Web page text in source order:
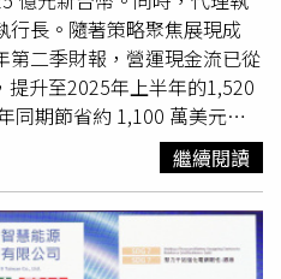
Gogoro為中華郵政打造專屬
與加強側柱和中柱，搭配受車
郵務士能快速出發，提升每
）不是上班日，卻是
車不只通勤，連過節都靠它！
年以來，共創造 5,000 萬騎乘
公里，相當於全台GoShare
年更持續擴大服務版圖，成為
共享機車服務，全面滿足城市
全退場，僅保留部分同站租
。然對會員影響不大，打開
在於租的是WeMo提供的機
握產銷及後勤維修的一條龍
盟，恐難抗衡，雙方合作
則專營汽車。據了解，
）遞出邀約，希望將其納入
頭。您的每一份支持都至關
Pay、Apple Pay及信
行長。隨著策略聚焦展現成
第二季財報，營運現金流已從
升至2025年上半年的1,520
同期節省約 1,100 萬美元。
實的管理循環，公司將於
，2027 年能源事業產生自由
損益兩平。此外，Gogoro已
刺電車市場。包括三月與星宇
仕款，以強勢聯名產品掀起
繼續閱讀